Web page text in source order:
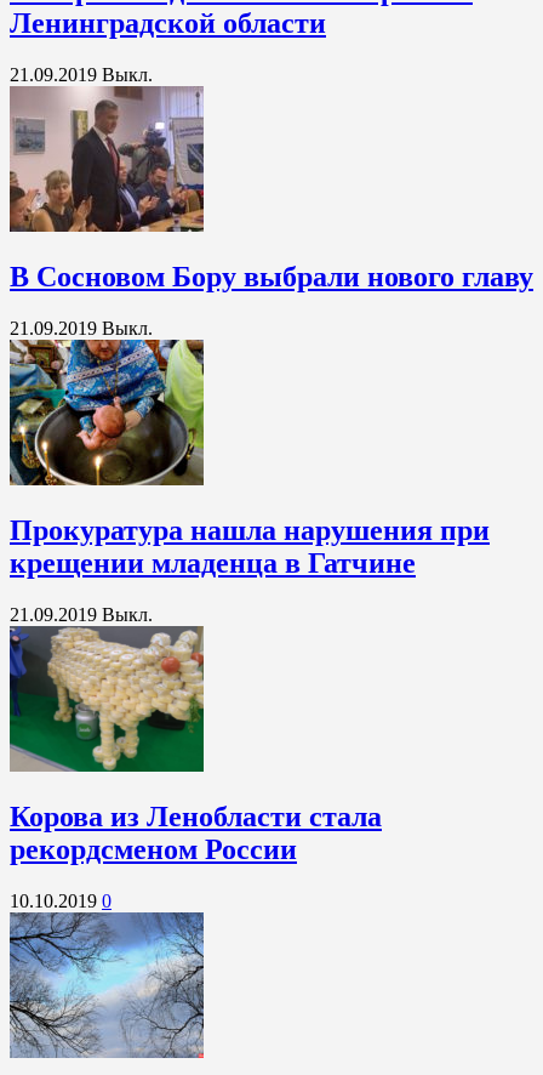
Ленинградской области
21.09.2019 Выкл.
В Сосновом Бору выбрали нового главу
21.09.2019 Выкл.
Прокуратура нашла нарушения при
крещении младенца в Гатчине
21.09.2019 Выкл.
Корова из Ленобласти стала
рекордсменом России
10.10.2019 0